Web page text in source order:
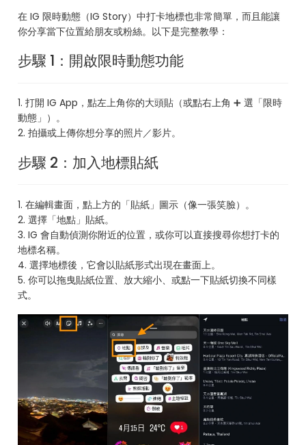
在 IG 限時動態（IG Story）中打卡地標也非常簡單，而且能讓
你分享當下位置給朋友或粉絲。以下是完整教學：
步驟 1：開啟限時動態功能
1. 打開 IG App，點左上角你的大頭貼（或點右上角 ➕ 選「限時
動態」）。
2. 拍攝或上傳你想分享的照片／影片。
步驟 2：加入地標貼紙
1. 在編輯畫面，點上方的「貼紙」圖示（像一張笑臉）。
2. 選擇「地點」貼紙。
3. IG 會自動偵測你附近的位置，或你可以直接搜尋你想打卡的
地標名稱。
4. 選擇地標後，它會以貼紙形式出現在畫面上。
5. 你可以拖曳貼紙位置、放大縮小、或點一下貼紙切換不同樣
式。